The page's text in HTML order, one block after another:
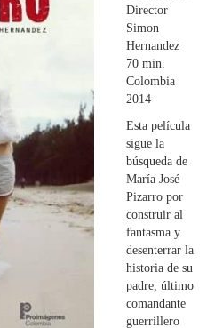
Director
Simon
Hernandez
70 min.
Colombia
2014
Esta película
sigue la
búsqueda de
María José
Pizarro por
construir al
fantasma y
desenterrar la
historia de su
padre, último
comandante
guerrillero